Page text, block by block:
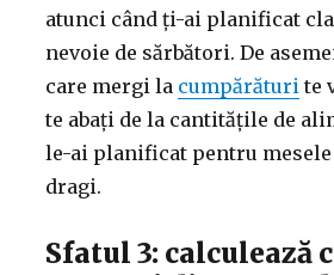
atunci când ți-ai planificat
nevoie de sărbători. De
care mergi la cumpărăturite
te abați de la cantitățile de
le-ai planificat pentru
dragi.
Sfatul 3: calculează